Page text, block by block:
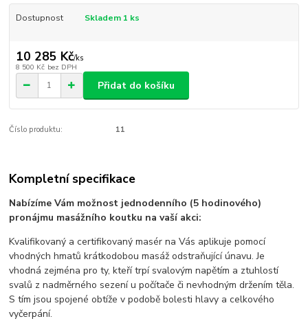
Dostupnost Skladem 1 ks
10 285 Kč/ks
8 500 Kč bez DPH
Přidat do košíku
Číslo produktu: 11
Kompletní specifikace
Nabízíme Vám možnost jednodenního (5 hodinového)
pronájmu masážního koutku na vaší akci:
Kvalifikovaný a certifikovaný masér na Vás aplikuje pomocí
vhodných hmatů krátkodobou masáž odstraňující únavu. Je
vhodná zejména pro ty, kteří trpí svalovým napětím a ztuhlostí
svalů z nadměrného sezení u počítače či nevhodným držením těla.
S tím jsou spojené obtíže v podobě bolesti hlavy a celkového
vyčerpání.